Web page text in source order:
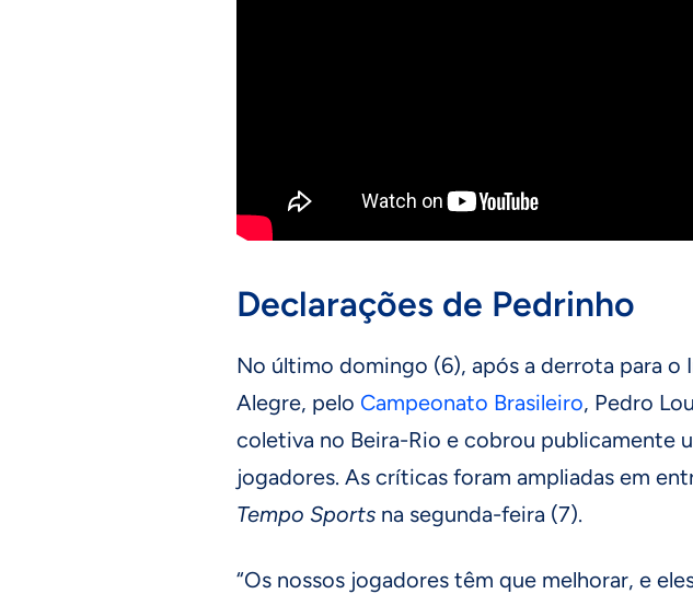
Declarações de Pedrinho
No último domingo (6), após a derrota para o
Alegre, pelo Campeonato Brasileiro, Pedro
coletiva no Beira-Rio e cobrou publicamente
jogadores. As críticas foram ampliadas em
Tempo Sports na segunda-feira (7).
“Os nossos jogadores têm que melhorar, e